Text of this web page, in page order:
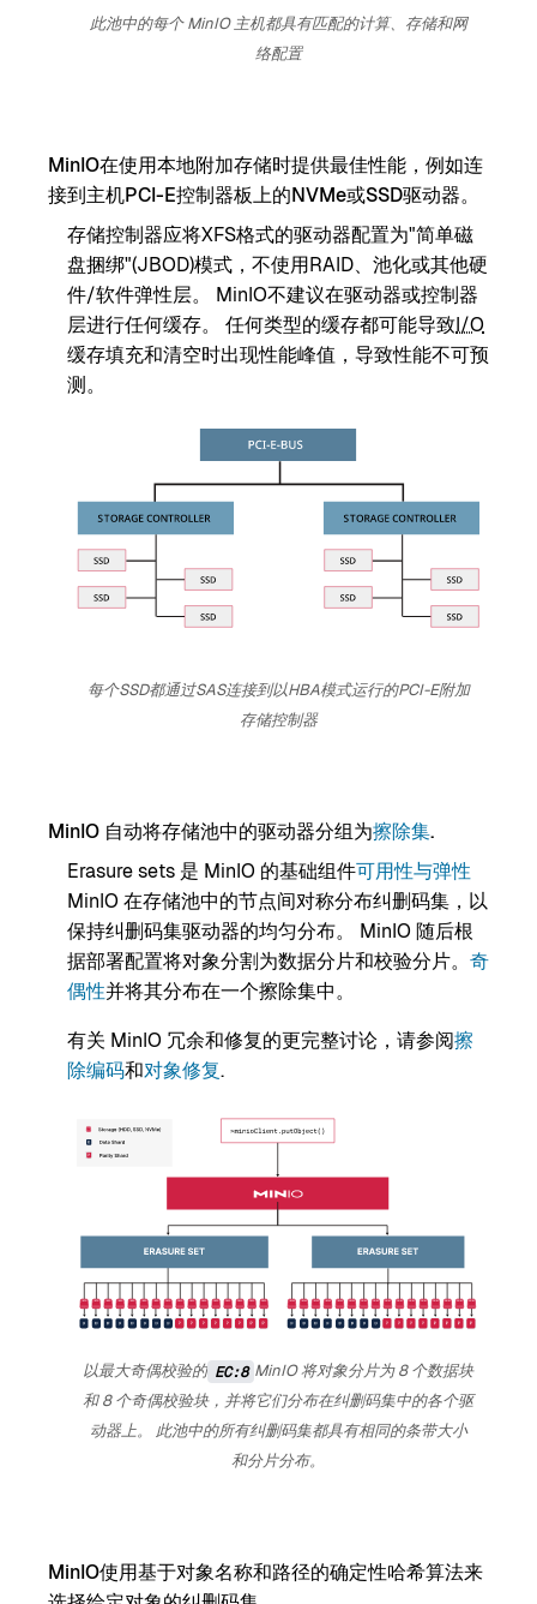
此池中的每个 MinIO 主机都具有匹配的计算、存储和网
络配置
MinIO在使用本地附加存储时提供最佳性能，例如连
接到主机PCI-E控制器板上的NVMe或SSD驱动器。
存储控制器应将XFS格式的驱动器配置为"简单磁
盘捆绑"(JBOD)模式，不使用RAID、池化或其他硬
件/软件弹性层。 MinIO不建议在驱动器或控制器
层进行任何缓存。 任何类型的缓存都可能导致I/O
缓存填充和清空时出现性能峰值，导致性能不可预
测。
每个SSD都通过SAS连接到以HBA模式运行的PCI-E附加
存储控制器
MinIO 自动将存储池中的驱动器分组为擦除集.
Erasure sets 是 MinIO 的基础组件可用性与弹性
MinIO 在存储池中的节点间对称分布纠删码集，以
保持纠删码集驱动器的均匀分布。 MinIO 随后根
据部署配置将对象分割为数据分片和校验分片。 奇
偶性并将其分布在一个擦除集中。
有关 MinIO 冗余和修复的更完整讨论，请参阅擦
除编码和对象修复.
以最大奇偶校验的 EC:8 MinIO 将对象分片为 8 个数据块
和 8 个奇偶校验块，并将它们分布在纠删码集中的各个驱
动器上。 此池中的所有纠删码集都具有相同的条带大小
和分片分布。
MinIO使用基于对象名称和路径的确定性哈希算法来